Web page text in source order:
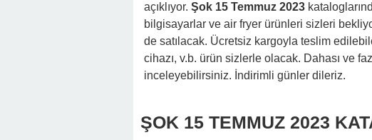
açıklıyor. Şok 15 Temmuz 2023
bilgisayarlar ve air fryer ürünleri sizleri
de satılacak. Ücretsiz kargoyla teslim
cihazı, v.b. ürün sizlerle olacak. Dahası ve
inceleyebilirsiniz. İndirimli günler dileriz.
ŞOK 15 TEMMUZ 2023